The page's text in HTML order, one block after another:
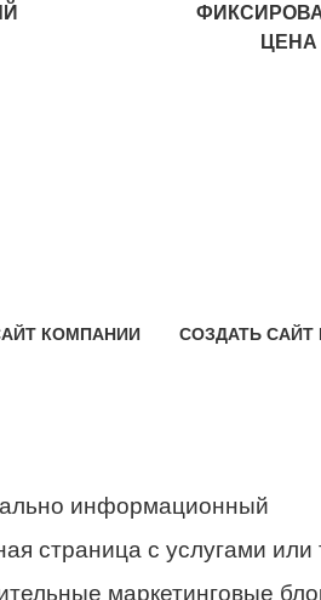
ЦЕНА
КОМПАНИИ СОЗДАТЬ САЙТ
информационный
страница с услугами или
маркетинговые